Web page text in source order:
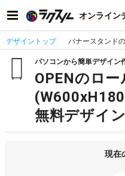
オンライン
デザイントップ バナースタンド
パソコンから簡単デザイン
OPENのロ
無料デザイ
現在